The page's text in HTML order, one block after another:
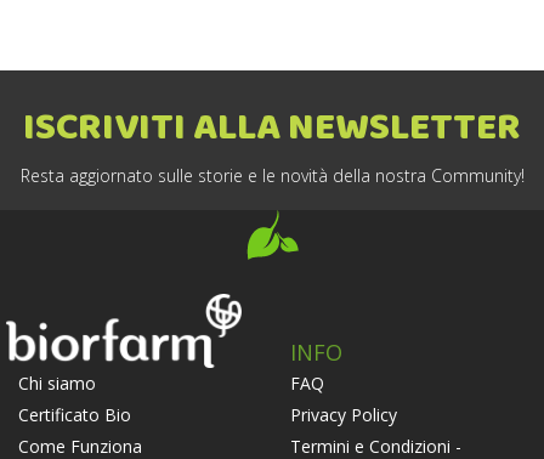
ISCRIVITI ALLA NEWSLETTER
Resta aggiornato sulle storie e le novità della nostra Community!
Chi siamo
Certificato Bio
Come Funziona
INFO
FAQ
Privacy Policy
Termini e Condizioni -